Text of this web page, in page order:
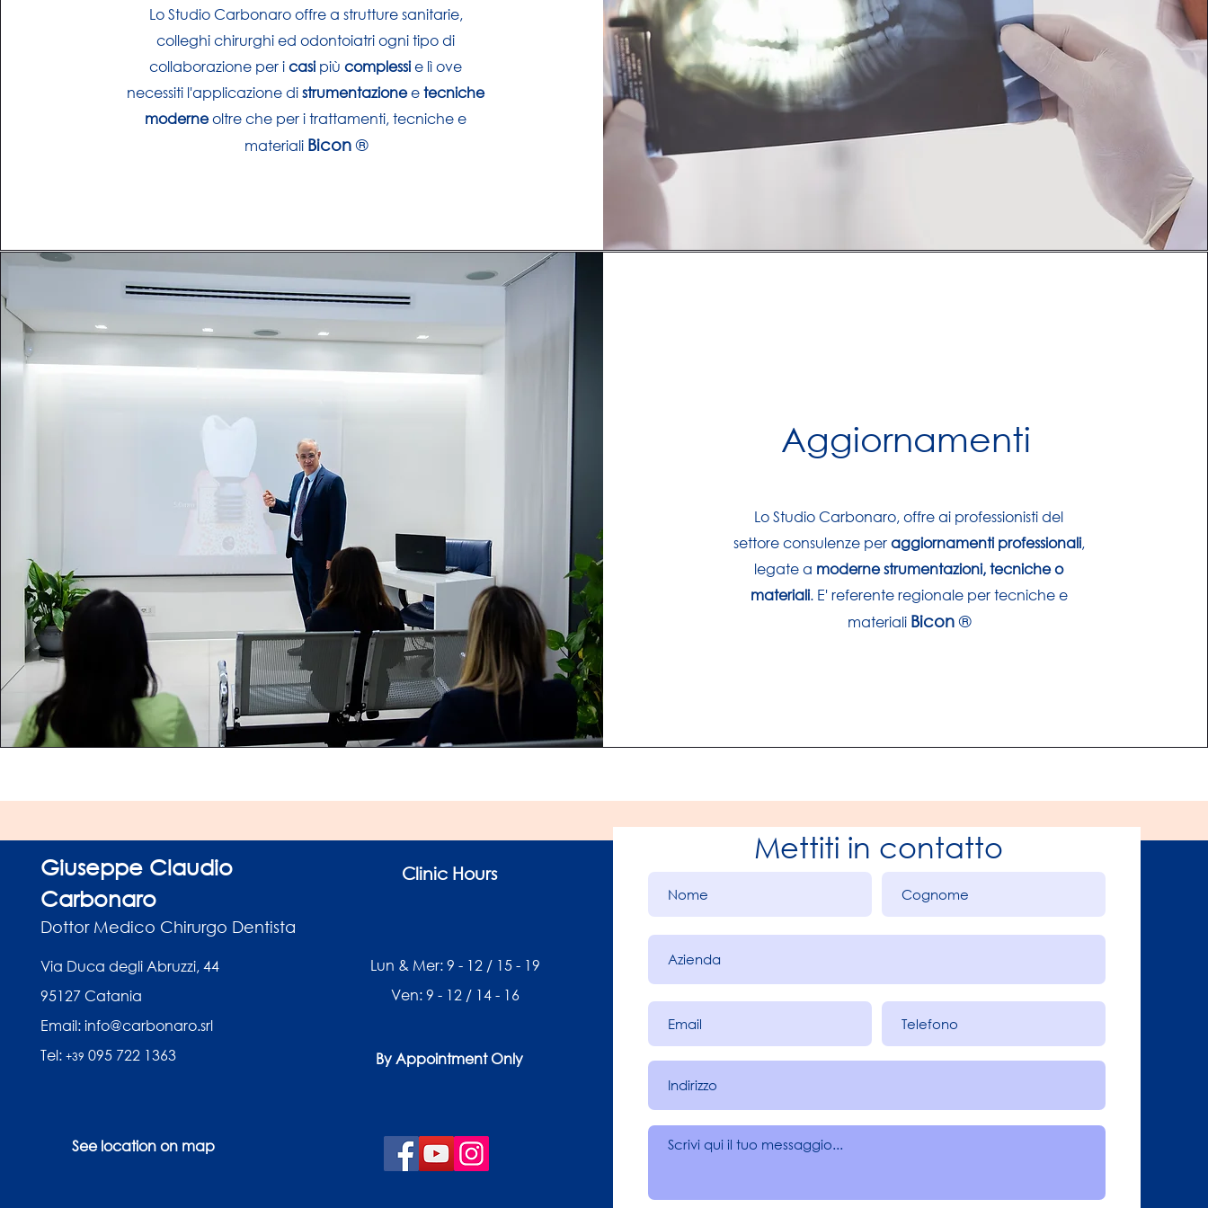
Lo Studio Carbonaro offre a strutture sanitarie,
colleghi chirurghi ed odontoiatri ogni tipo di
collaborazione per icasipiùcomplessie lì ove
necessiti l'applicazione distrumentazioneetecniche
moderneoltre che per i trattamenti, tecniche e
materiali Bicon®
Aggiornamenti
Lo Studio Carbonaro, offre ai professionisti del
settore consulenze peraggiornamenti professionali,
legate a moderne strumentazioni, tecniche o
materiali. E' referente regionale per tecniche e
materiali Bicon®
Giuseppe Claudio
Carbonaro
Dottor Medico Chirurgo Dentista
Via Duca degli Abruzzi, 44
95127 Catania
Email: info@carbonaro.srl
Tel:+39 095 722 1363
See location on map
Clinic Hours
Lun & Mer: 9 - 12 / 15 - 19
Ven: 9 - 12 / 14 - 16
By Appointment Only
Mettiti in contatto